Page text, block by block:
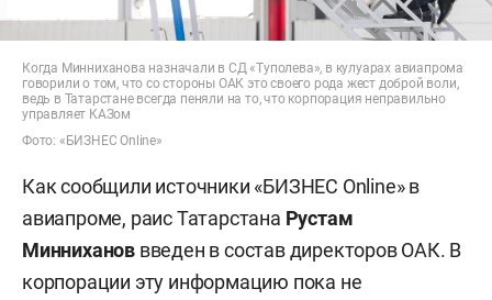
Когда Минниханова назначали в СД «Туполева», в кулуарах авиапрома
говорили о том, что со стороны ОАК это своего рода жест доброй воли,
ведь в Татарстане всегда пеняли на то, что корпорация неправильно
управляет КАЗом
Фото: «БИЗНЕС Online»
Как сообщили источники «БИЗНЕС Online» в
авиапроме, раис Татарстана Рустам
Минниханов введен в состав директоров ОАК. В
корпорации эту информацию пока не